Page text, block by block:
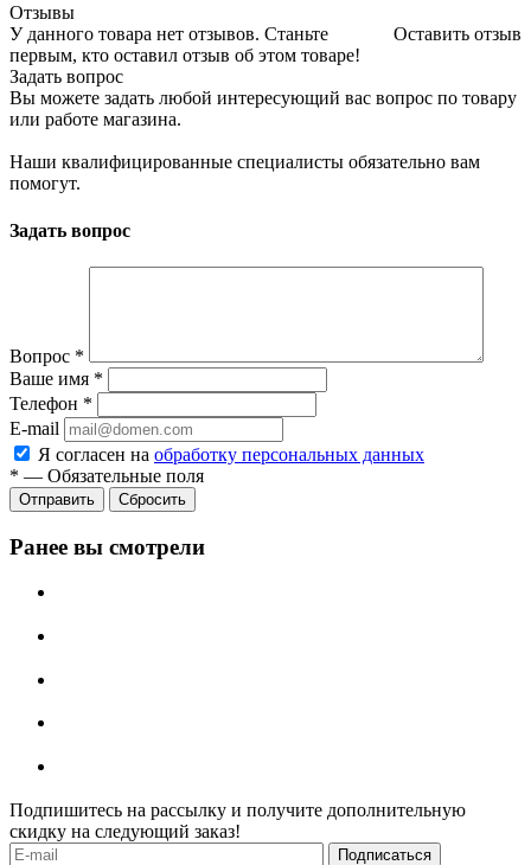
Отзывы
Оставить отзыв
У данного товара нет отзывов. Станьте
первым, кто оставил отзыв об этом товаре!
Задать вопрос
Вы можете задать любой интересующий вас вопрос по товару
или работе магазина.
Наши квалифицированные специалисты обязательно вам
помогут.
Задать вопрос
Вопрос *
Ваше имя *
Телефон *
E-mail
Я согласен на обработку персональных данных
* — Обязательные поля
Отправить Сбросить
Ранее вы смотрели
Подпишитесь на рассылку и получите дополнительную
скидку на следующий заказ!